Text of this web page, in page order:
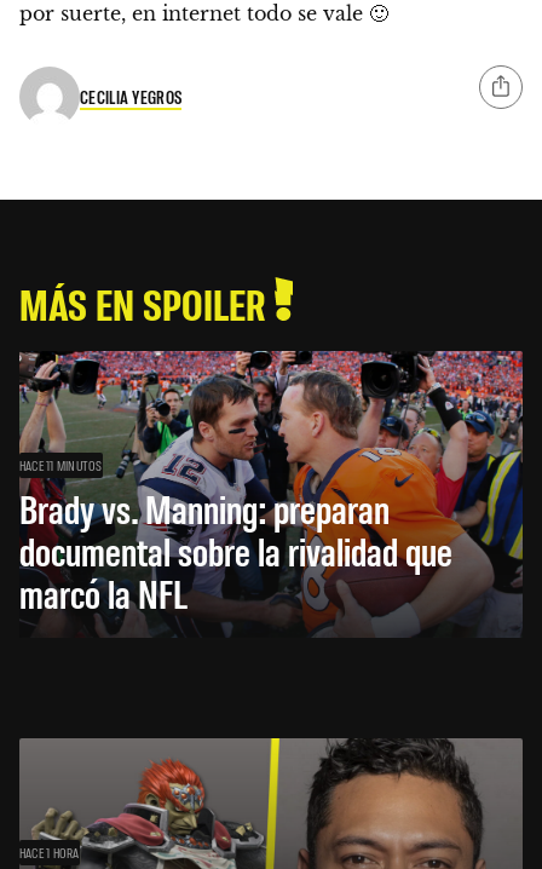
por suerte, en internet todo se vale 🙂
CECILIA YEGROS
MÁS EN SPOILER
HACE 11 MINUTOS
Brady vs. Manning: preparan
documental sobre la rivalidad que
marcó la NFL
HACE 1 HORA